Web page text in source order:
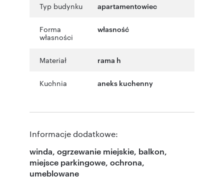
Typ budynku apartamentowiec
Forma
własności
własność
Materiał rama h
Kuchnia aneks kuchenny
Informacje dodatkowe:
winda, ogrzewanie miejskie, balkon,
miejsce parkingowe, ochrona,
umeblowane